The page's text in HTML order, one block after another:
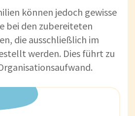
können jedoch gewisse
bei den zubereiteten
die ausschließlich im
werden. Dies führt zu